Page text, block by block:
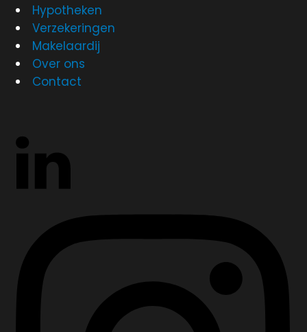
Hypotheken
Verzekeringen
Makelaardij
Over ons
Contact